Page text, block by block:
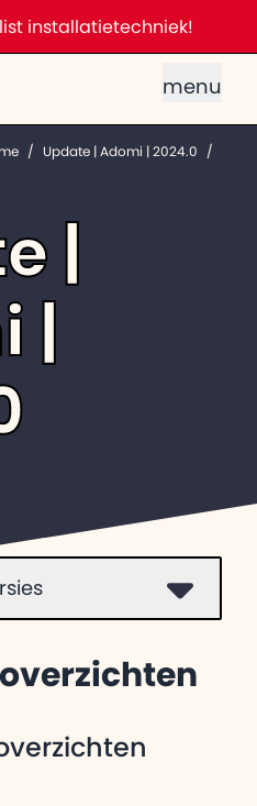
installatietechniek!
menu
/ Update | Adomi | 2024.0 /
|